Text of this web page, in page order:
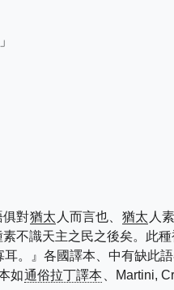
俱對猶太 人而言也、 猶太 人
不識天主之民之後矣。此
。』各國譯本、中有缺此
如通俗拉丁譯本 、Martini,